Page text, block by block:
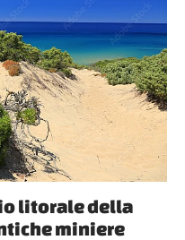
litorale della
miniere